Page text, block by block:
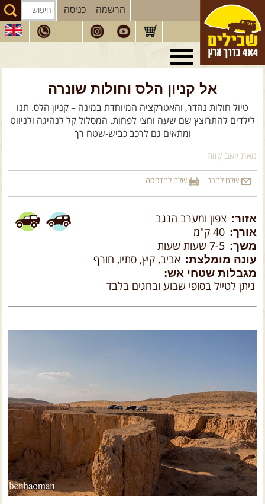
הרשמה כניסה
טיולי 4X4 בארץ
מסעותבעולם
טיוליםלרכב פנאי
נהיגה
המדריכים
חנותשבילים
הירשמו לניוזלטר שבילים
הבלוג של יואב קווה
פודקאסט ג'יפאות
צרו קשר עם שבילים
אודות יואב קווה והאתר שבילים
אל קניון הלס וחולות שונרה
טיול חולות נהדר, והאטרקציה המיוחדת במינה – קניון הלס. תנו
לילדים להתרוצץ שם שעה וחצי לפחות. המסלול קל לנהיגה ולניווט
ומתאים גם לרכב כביש-שטח רך
מאת יואב קווה
שלח לחבר שלח להדפסה
אזור: צפון ומערב הנגב
אורך: 40 ק"מ
משך: 7-5 שעות שעות
עונה מומלצת: אביב, קיץ, סתיו, חורף
מגבלות שטחי אש:
ניתן לטייל בסופי שבוע ובחגים בלבד